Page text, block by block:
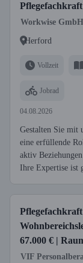
Workwise GmbH
Herford
Vollzeit
Jobrad
04.08.2026
Gestalten Sie mit
eine erfüllende
aktiv
Ihre Expertise ist
Pflegefachkraft
67.000 € |
VIF